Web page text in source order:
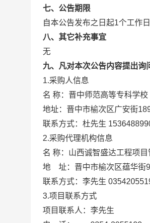
七、公告期限
自本公告发布之日起1个工作日
八、其它补充事宜
无
九、凡对本次公告内容提出询
1.采购人信息
名 称：晋中师范高等
地址：晋中市榆次
联系方式：杜先生
2.采购代理机构信息
名 称：山西诚智
地 址：晋中市榆
联系方式：李先
3.项目联系方式
项目联系人：李先生